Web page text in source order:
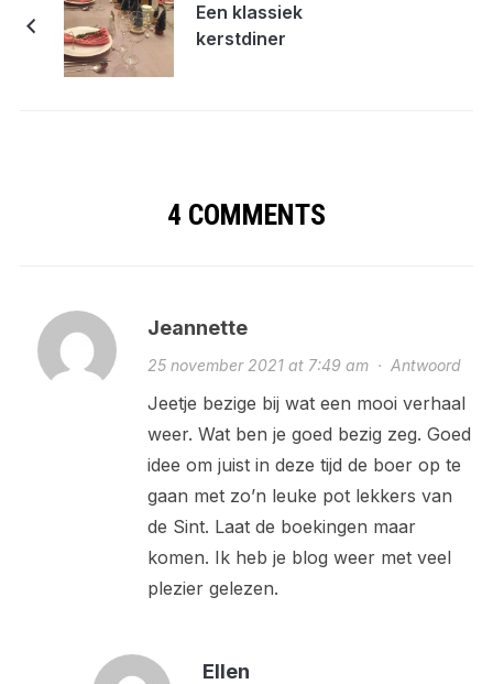
Een klassiek
kerstdiner
4 COMMENTS
Jeannette
25 november 2021 at 7:49 am· Antwoord
Jeetje bezige bij wat een mooi verhaal
weer. Wat ben je goed bezig zeg. Goed
idee om juist in deze tijd de boer op te
gaan met zo’n leuke pot lekkers van
de Sint. Laat de boekingen maar
komen. Ik heb je blog weer met veel
plezier gelezen.
Ellen